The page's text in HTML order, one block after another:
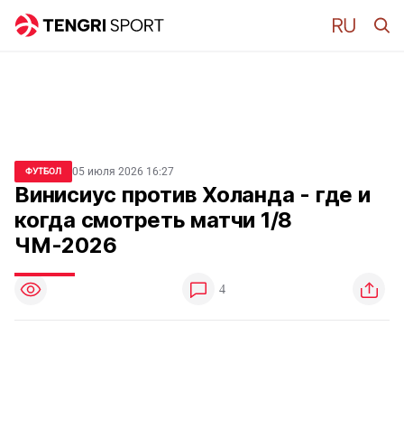
ФУТБОЛ 05 июля 2026 16:27
Винисиус против Холанда - где и
когда смотреть матчи 1/8
ЧМ-2026
4